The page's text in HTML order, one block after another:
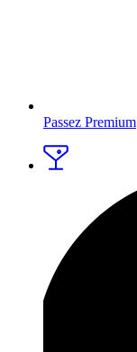
Passez Premium